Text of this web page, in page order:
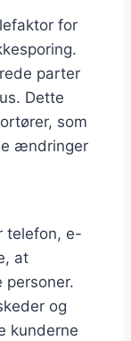
for
parter
Dette
som
ændringer
telefon, e-
at
personer.
og
kunderne